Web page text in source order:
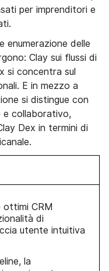
per imprenditori e
enumerazione delle
Clay sui flussi di
si concentra sul
E in mezzo a
si distingue con
e collaborativo,
Dex in termini di
CRM
di
utente intuitiva
la